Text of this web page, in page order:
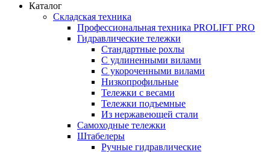
Каталог
Складская техника
Профессиональная техника PROLIFT PRO
Гидравлические тележки
Стандартные рохлы
С удлиненными вилами
С укороченными вилами
Низкопрофильные
Тележки с весами
Тележки подъемные
Из нержавеющей стали
Самоходные тележки
Штабелеры
Ручные гидравлические